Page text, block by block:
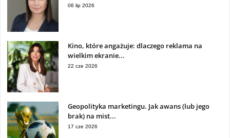
06 lip 2026
Kino, które angażuje: dlaczego reklama na
wielkim ekranie...
22 cze 2026
Geopolityka marketingu. Jak awans (lub jego
brak) na mist...
17 cze 2026